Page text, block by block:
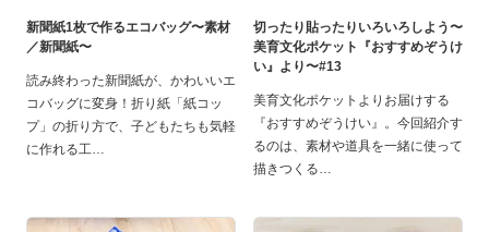
新聞紙1枚で作るエコバッグ〜素材
／新聞紙〜
読み終わった新聞紙が、かわいいエ
コバッグに変身！折り紙「紙コッ
プ」の折り方で、子どもたちも気軽
に作れる工
切ったり貼ったりいろいろしよう〜
美育文化ポケット『おすすめぞうけ
い』より〜#13
美育文化ポケットよりお届けする
『おすすめぞうけい』。今回紹介す
るのは、素材や道具を一緒に使って
描きつくる